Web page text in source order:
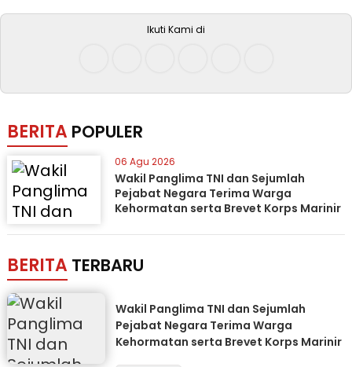
Ikuti Kami di
BERITA POPULER
06 Agu 2026
Wakil Panglima TNI dan Sejumlah
Pejabat Negara Terima Warga
Kehormatan serta Brevet Korps Marinir
BERITA TERBARU
Wakil Panglima TNI dan Sejumlah
Pejabat Negara Terima Warga
Kehormatan serta Brevet Korps Marinir